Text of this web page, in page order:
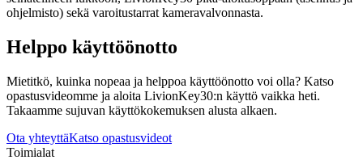
ohjelmisto) sekä varoitustarrat kameravalvonnasta.
Helppo käyttöönotto
Mietitkö, kuinka nopeaa ja helppoa käyttöönotto voi olla? Katso
opastusvideomme ja aloita LivionKey30:n käyttö vaikka heti.
Takaamme sujuvan käyttökokemuksen alusta alkaen.
Ota yhteyttäKatso opastusvideot
Toimialat